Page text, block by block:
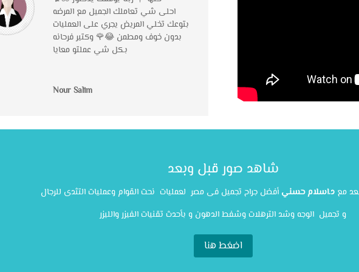
احلى شي تعاملك الجميل مع المرضه
بتوعك تخلي المريض يجري على العمليات
بدون خوف ومطمن 😂🌹 وكتير فرحانه
بكل شي عملتو معايا
Nour Salim
شاهد صور قبل وبعد
مع د.اسلام حسني أفضل جراح تجميل فى مصر لعمليات نحت القوام وعمليات التثدى للرجال
و تجميل الوجه وشد الترهلات وشفط الدهون و بأحدث تقنيات الفيزر والليزر
اضغط هنا